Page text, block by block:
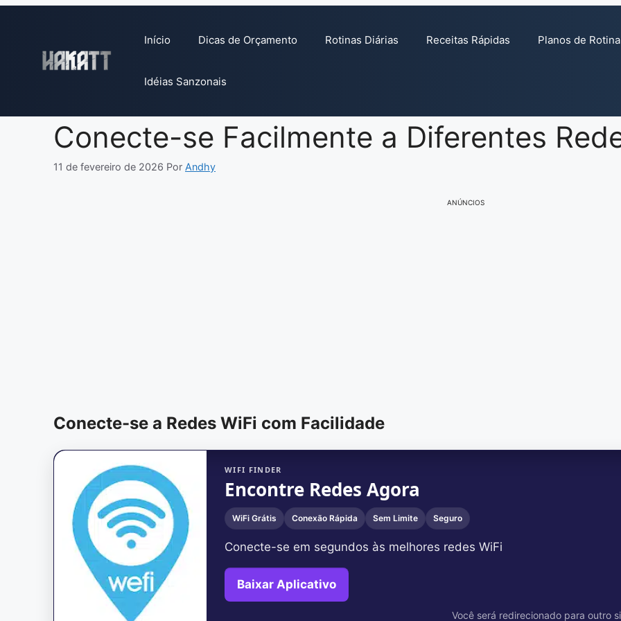
conteúdo
Início Dicas de Orçamento Rotinas Diárias Receitas Rápidas Planos de Rotina
Idéias Sanzonais
Conecte-se Facilmente a Diferentes
11 de fevereiro de 2026 Por Andhy
ANÚNCIOS
Conecte-se a Redes WiFi com Facilidade
WIFI FINDER
Encontre Redes Agora
WiFi Grátis Conexão Rápida Sem Limite Seguro
Conecte-se em segundos às melhores redes WiFi
Baixar Aplicativo
Você será redirecionado para outro